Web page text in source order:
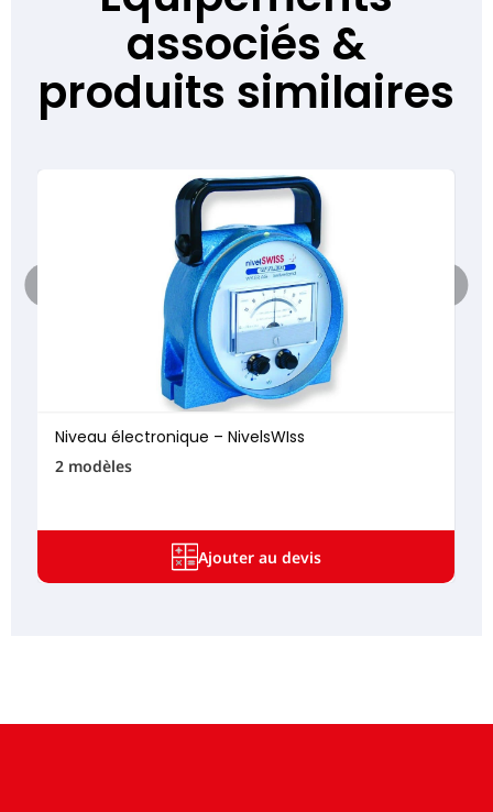
associés &
produits similaires
Niveau électronique – NivelsWIss
2 modèles
Ajouter au devis